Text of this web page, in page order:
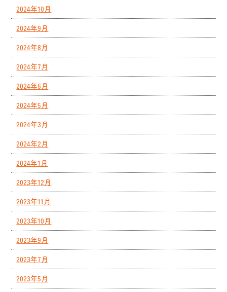
2024年10月
2024年9月
2024年8月
2024年7月
2024年6月
2024年5月
2024年3月
2024年2月
2024年1月
2023年12月
2023年11月
2023年10月
2023年9月
2023年7月
2023年5月